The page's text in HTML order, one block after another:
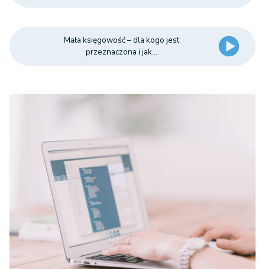
Mała księgowość – dla kogo jest
przeznaczona i jak...